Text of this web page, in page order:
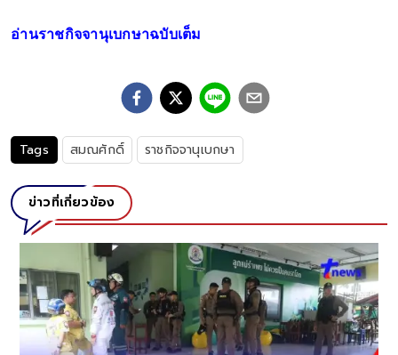
อ่านราชกิจจานุเบกษาฉบับเต็ม
Tags สมณศักดิ์ ราชกิจจานุเบกษา
ข่าวที่เกี่ยวข้อง